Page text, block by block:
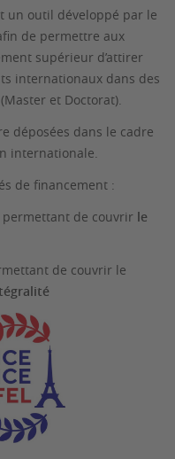
un outil développé par le
de permettre aux
supérieur d’attirer
internationaux dans des
et Doctorat).
déposées dans le cadre
internationale.
de financement :
permettant de couvrir le
de couvrir le